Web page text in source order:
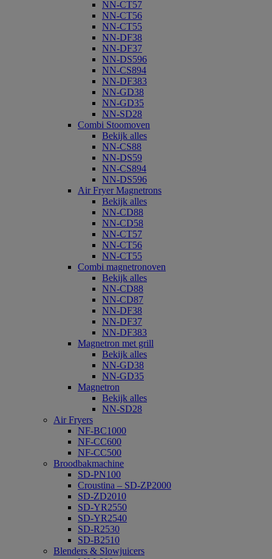
NN-CT57
NN-CT56
NN-CT55
NN-DF38
NN-DF37
NN-DS596
NN-CS894
NN-DF383
NN-GD38
NN-GD35
NN-SD28
Combi Stoomoven
Bekijk alles
NN-CS88
NN-DS59
NN-CS894
NN-DS596
Air Fryer Magnetrons
Bekijk alles
NN-CD88
NN-CD58
NN-CT57
NN-CT56
NN-CT55
Combi magnetronoven
Bekijk alles
NN-CD88
NN-CD87
NN-DF38
NN-DF37
NN-DF383
Magnetron met grill
Bekijk alles
NN-GD38
NN-GD35
Magnetron
Bekijk alles
NN-SD28
Air Fryers
NF-BC1000
NF-CC600
NF-CC500
Broodbakmachine
SD-PN100
Croustina – SD-ZP2000
SD-ZD2010
SD-YR2550
SD-YR2540
SD-R2530
SD-B2510
Blenders & Slowjuicers